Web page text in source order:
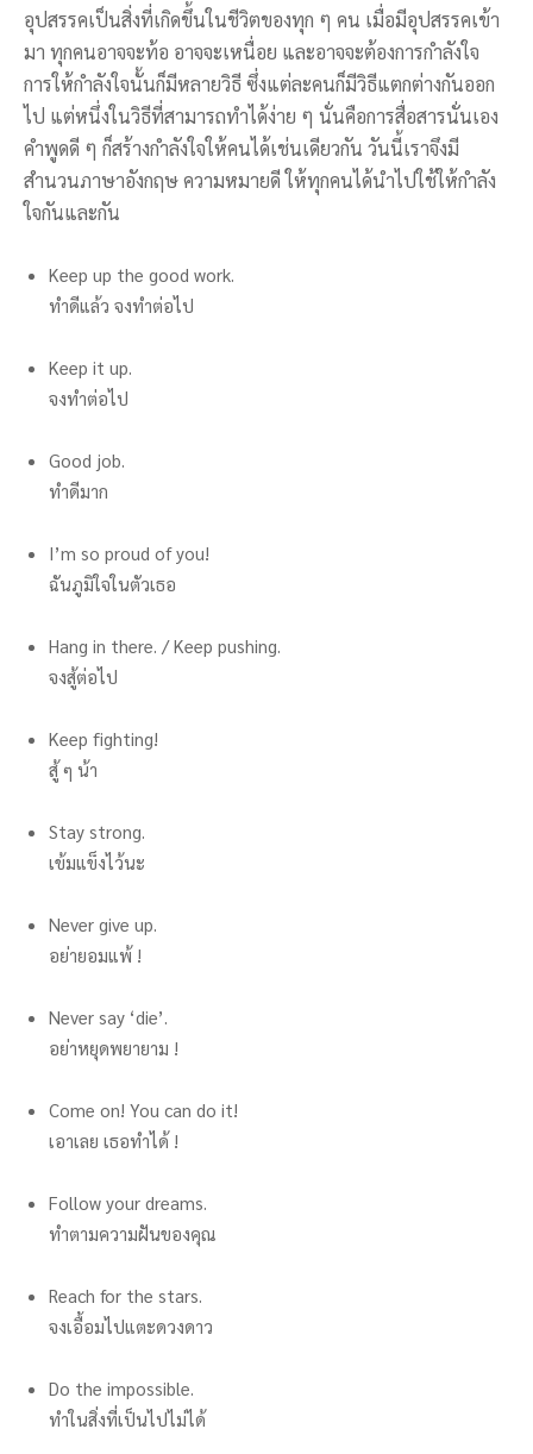
อุปสรรคเป็นสิ่งที่เกิดขึ้นในชีวิตของทุก ๆ คน เมื่อมีอุปสรรคเข้า
มา ทุกคนอาจจะท้อ อาจจะเหนื่อย และอาจจะต้องการกำลังใจ
การให้กำลังใจนั้นก็มีหลายวิธี ซึ่งแต่ละคนก็มีวิธีแตกต่างกันออก
ไป แต่หนึ่งในวิธีที่สามารถทำได้ง่าย ๆ นั่นคือการสื่อสารนั่นเอง
คำพูดดี ๆ ก็สร้างกำลังใจให้คนได้เช่นเดียวกัน วันนี้เราจึงมี
สำนวนภาษาอังกฤษ ความหมายดี ให้ทุกคนได้นำไปใช้ให้กำลัง
ใจกันและกัน
Keep up the good work.
ทำดีแล้ว จงทำต่อไป
Keep it up.
จงทำต่อไป
Good job.
ทำดีมาก
I’m so proud of you!
ฉันภูมิใจในตัวเธอ
Hang in there. / Keep pushing.
จงสู้ต่อไป
Keep fighting!
สู้ ๆ น้า
Stay strong.
เข้มแข็งไว้นะ
Never give up.
อย่ายอมแพ้ !
Never say ‘die’.
อย่าหยุดพยายาม !
Come on! You can do it!
เอาเลย เธอทำได้ !
Follow your dreams.
ทำตามความฝันของคุณ
Reach for the stars.
จงเอื้อมไปแตะดวงดาว
Do the impossible.
ทำในสิ่งที่เป็นไปไม่ได้